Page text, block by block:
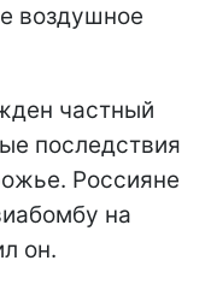
воздушное
частный
последствия
Россияне
на
он.